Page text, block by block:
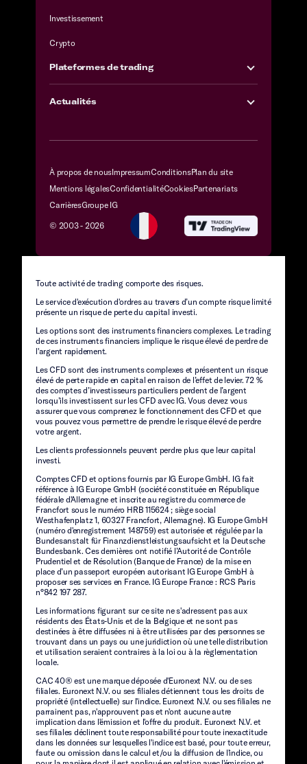
Investissement
Crypto
Plateformes de trading
Actualités
À propos de nousImpressumConditionsPlan du site
Mentions légalesConfidentialitéCookiesPartenariats
CarrièresGroupe IG
© 2003 - 2026
Toute activité de trading comporte des risques.
Le service d'exécution d'ordres au travers d’un compte risque limité
présente un risque de perte du capital investi.
Les options sont des instruments financiers complexes. Le trading
de ces instruments financiers implique le risque élevé de perdre de
l'argent rapidement.
Les CFD sont des instruments complexes et présentent un risque
élevé de perte rapide en capital en raison de l’effet de levier. 72 %
des comptes d’investisseurs particuliers perdent de l’argent
lorsqu’ils investissent sur les CFD avec IG. Vous devez vous
assurer que vous comprenez le fonctionnement des CFD et que
vous pouvez vous permettre de prendre le risque élevé de perdre
votre argent.
Les clients professionnels peuvent perdre plus que leur capital
investi.
Comptes CFD et options fournis par IG Europe GmbH. IG fait
référence à IG Europe GmbH (société constituée en République
fédérale d'Allemagne et inscrite au registre du commerce de
Francfort sous le numéro HRB 115624 ; siège social
Westhafenplatz 1, 60327 Francfort, Allemagne). IG Europe GmbH
(numéro d'enregistrement 148759) est autorisée et régulée par la
Bundesanstalt für Finanzdienstleistungsaufsicht et la Deutsche
Bundesbank. Ces dernières ont notifié l’Autorité de Contrôle
Prudentiel et de Résolution (Banque de France) de la mise en
place d’un passeport européen autorisant IG Europe GmbH à
proposer ses services en France. IG Europe France : RCS Paris
n°842 197 287.
Les informations figurant sur ce site ne s'adressent pas aux
résidents des États-Unis et de la Belgique et ne sont pas
destinées à être diffusées ni à être utilisées par des personnes se
trouvant dans un pays ou une juridiction où une telle distribution
et utilisation seraient contraires à la loi ou à la règlementation
locale.
CAC 40® est une marque déposée d'Euronext N.V. ou de ses
filiales. Euronext N.V. ou ses filiales détiennent tous les droits de
propriété (intellectuelle) sur l'indice. Euronext N.V. ou ses filiales ne
parrainent pas, n'approuvent pas et n'ont aucune autre
implication dans l'émission et l'offre du produit. Euronext N.V. et
ses filiales déclinent toute responsabilité pour toute inexactitude
dans les données sur lesquelles l'indice est basé, pour toute erreur,
faute ou omission dans le calcul et/ou la diffusion de l'indice, ou